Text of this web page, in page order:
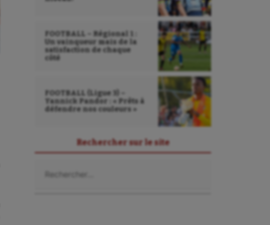
FOOTBALL – Régional 1 :
Un vainqueur mais de la
satisfaction de chaque
côté
FOOTBALL (Ligue 3) –
Yannick Pandor : « Prêts à
défendre nos couleurs »
Rechercher sur le site